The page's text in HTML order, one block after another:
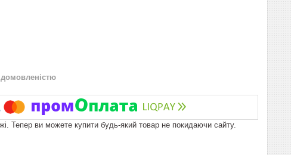
домовленістю
Тепер ви можете купити будь-який товар не покидаючи сайту.